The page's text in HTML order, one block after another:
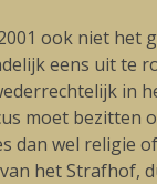
ook niet
eens uit te
in
moet
wel religie
het Strafhof,